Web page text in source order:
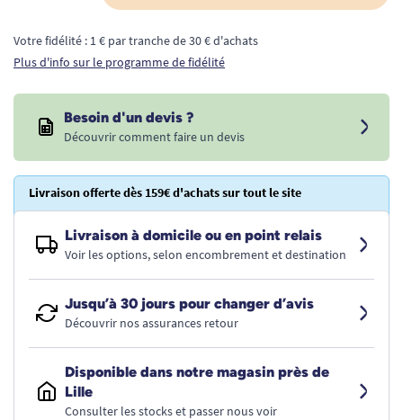
Votre fidélité : 1 € par tranche de 30 € d'achats
Plus d'info sur le programme de fidélité
Besoin d'un devis ?
Découvrir comment faire un devis
Livraison offerte dès 159€ d'achats sur tout le site
Livraison à domicile ou en point relais
Voir les options, selon encombrement et destination
Jusqu’à 30 jours pour changer d’avis
Découvrir nos assurances retour
Disponible dans notre magasin près de
Lille
Consulter les stocks et passer nous voir